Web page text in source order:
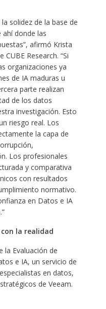
solidez de la base de
donde las
afirmó Krista
Research. “Si
organizaciones ya
de IA maduras u
parte realizan
de los datos
investigación. Esto
riesgo real. Los
la capa de
Los profesionales
y comparativa
con resultados
normativo.
en Datos e IA
la realidad
la Evaluación de
e IA, un servicio de
en datos,
de Veeam.